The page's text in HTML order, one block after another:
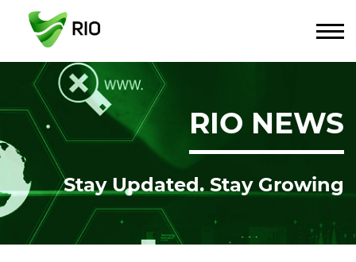
RIO NEWS
Stay Updated. Stay Growing